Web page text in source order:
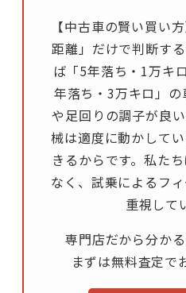
【中古車の賢い買い
距離」だけで判断す
ば「5年落ち・1万キ
年落ち・3万キロ」
や足回りの調子が良
械は適度に動かして
きるからです。私た
なく、試乗によるフ
重視して
専門店だから分かる
まずは無料査定で